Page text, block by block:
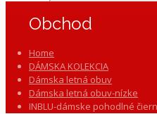
Obchod
Home
DÁMSKA KOLEKCIA
Dámska letná obuv
Dámska letná obuv-nízke
INBLU-dámske pohodlné